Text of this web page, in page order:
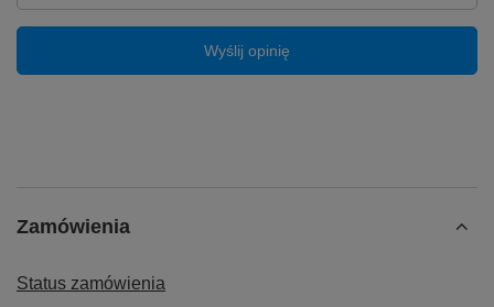
Wyślij opinię
Zamówienia
Status zamówienia